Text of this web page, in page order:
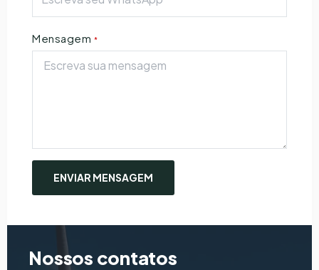
Mensagem *
Nossos contatos